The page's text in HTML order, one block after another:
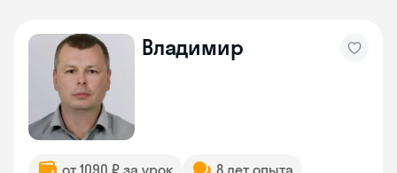
Владимир
от 1090 ₽ за урок 8 лет опыта